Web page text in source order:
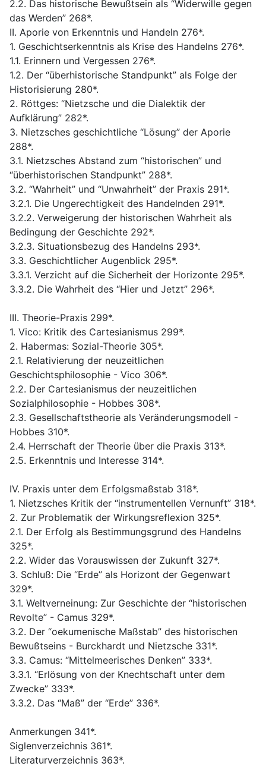
2.2. Das historische Bewußtsein als “Widerwille gegen
das Werden” 268*.
II. Aporie von Erkenntnis und Handeln 276*.
1. Geschichtserkenntnis als Krise des Handelns 276*.
1.1. Erinnern und Vergessen 276*.
1.2. Der “überhistorische Standpunkt” als Folge der
Historisierung 280*.
2. Röttges: “Nietzsche und die Dialektik der
Aufklärung” 282*.
3. Nietzsches geschichtliche “Lösung” der Aporie
288*.
3.1. Nietzsches Abstand zum “historischen” und
“überhistorischen Standpunkt” 288*.
3.2. “Wahrheit” und “Unwahrheit” der Praxis 291*.
3.2.1. Die Ungerechtigkeit des Handelnden 291*.
3.2.2. Verweigerung der historischen Wahrheit als
Bedingung der Geschichte 292*.
3.2.3. Situationsbezug des Handelns 293*.
3.3. Geschichtlicher Augenblick 295*.
3.3.1. Verzicht auf die Sicherheit der Horizonte 295*.
3.3.2. Die Wahrheit des “Hier und Jetzt” 296*.
III. Theorie-Praxis 299*.
1. Vico: Kritik des Cartesianismus 299*.
2. Habermas: Sozial-Theorie 305*.
2.1. Relativierung der neuzeitlichen
Geschichtsphilosophie - Vico 306*.
2.2. Der Cartesianismus der neuzeitlichen
Sozialphilosophie - Hobbes 308*.
2.3. Gesellschaftstheorie als Veränderungsmodell -
Hobbes 310*.
2.4. Herrschaft der Theorie über die Praxis 313*.
2.5. Erkenntnis und Interesse 314*.
IV. Praxis unter dem Erfolgsmaßstab 318*.
1. Nietzsches Kritik der “instrumentellen Vernunft” 318*.
2. Zur Problematik der Wirkungsreflexion 325*.
2.1. Der Erfolg als Bestimmungsgrund des Handelns
325*.
2.2. Wider das Vorauswissen der Zukunft 327*.
3. Schluß: Die “Erde” als Horizont der Gegenwart
329*.
3.1. Weltverneinung: Zur Geschichte der “historischen
Revolte” - Camus 329*.
3.2. Der “oekumenische Maßstab” des historischen
Bewußtseins - Burckhardt und Nietzsche 331*.
3.3. Camus: “Mittelmeerisches Denken” 333*.
3.3.1. “Erlösung von der Knechtschaft unter dem
Zwecke” 333*.
3.3.2. Das “Maß” der “Erde” 336*.
Anmerkungen 341*.
Siglenverzeichnis 361*.
Literaturverzeichnis 363*.